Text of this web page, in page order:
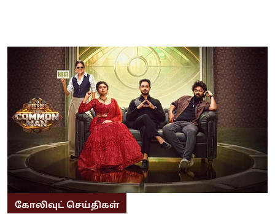
கோலிவுட் செய்திகள்